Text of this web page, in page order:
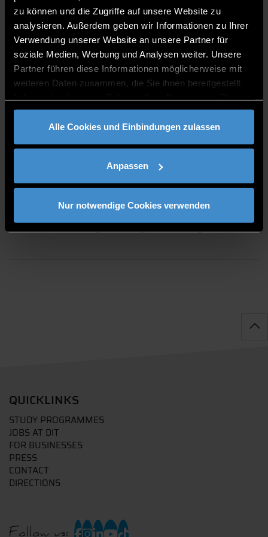
zu können und die Zugriffe auf unsere Website zu
analysieren. Außerdem geben wir Informationen zu Ihrer
Verwendung unserer Website an unsere Partner für
soziale Medien, Werbung und Analysen weiter. Unsere
Partner führen diese Informationen möglicherweise mit
weiteren Daten zusammen, die Sie ihnen bereitgestellt
gesammelt haben.
Alle Cookies und Einbindungen zulassen
Anpassen
Nur notwendige Cookies verwenden
3.002c
0991/3615-789
PUBLICATIONS
CORE COMPETENCIES
High Performance Computing Quantum Computing
Data Center Management Cyber Security
QUICKLINKS
STUDY PROGRAMMES
JOBS AT DIT
FOR BUSINESSES
PRESS
CONTACT
DIRECTIONS